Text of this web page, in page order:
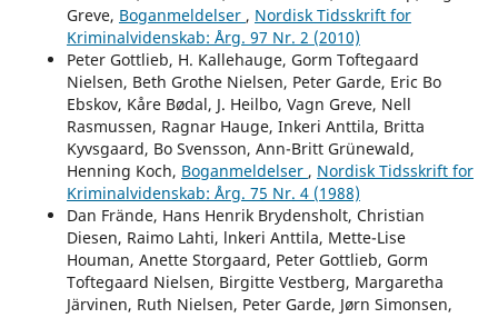
Greve, Boganmeldelser , Nordisk Tidsskrift for
Kriminalvidenskab: Årg. 97 Nr. 2 (2010)
Peter Gottlieb, H. Kallehauge, Gorm Toftegaard
Nielsen, Beth Grothe Nielsen, Peter Garde, Eric Bo
Ebskov, Kåre Bødal, J. Heilbo, Vagn Greve, Nell
Rasmussen, Ragnar Hauge, Inkeri Anttila, Britta
Kyvsgaard, Bo Svensson, Ann-Britt Grünewald,
Henning Koch, Boganmeldelser , Nordisk Tidsskrift for
Kriminalvidenskab: Årg. 75 Nr. 4 (1988)
Dan Frände, Hans Henrik Brydensholt, Christian
Diesen, Raimo Lahti, lnkeri Anttila, Mette-Lise
Houman, Anette Storgaard, Peter Gottlieb, Gorm
Toftegaard Nielsen, Birgitte Vestberg, Margaretha
Järvinen, Ruth Nielsen, Peter Garde, Jørn Simonsen,